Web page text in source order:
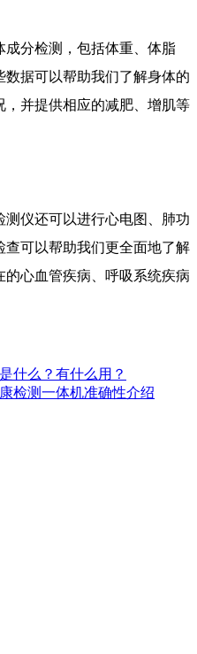
成分检测，包括体重、体脂
据可以帮助我们了解身体的
并提供相应的减肥、增肌等
仪还可以进行心电图、肺功
可以帮助我们更全面地了解
心血管疾病、呼吸系统疾病
什么？有什么用？
检测一体机准确性介绍